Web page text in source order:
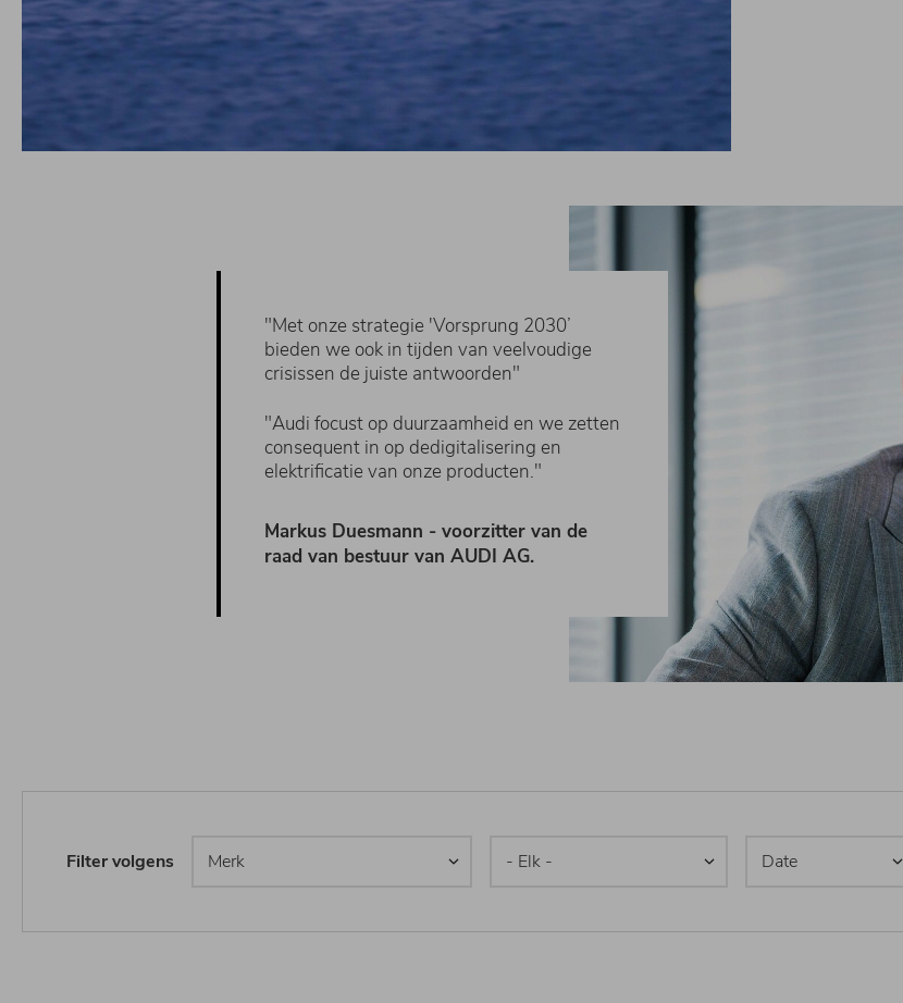
"Met onze strategie 'Vorsprung 2030’
bieden we ook in tijden van veelvoudige
crisissen de juiste antwoorden"
​"Audi focust op duurzaamheid en we zetten
consequent in op de​digitalisering en
elektrificatie van onze producten."
Markus Duesmann - voorzitter van de
raad van bestuur van AUDI AG.
Filter volgens